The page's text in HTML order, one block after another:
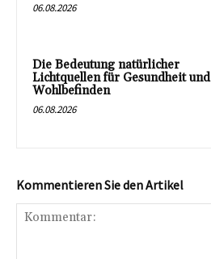
06.08.2026
Die Bedeutung natürlicher
Lichtquellen für Gesundheit und
Wohlbefinden
06.08.2026
Kommentieren Sie den Artikel